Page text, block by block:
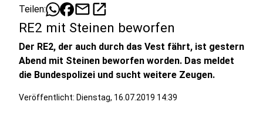
Teilen: mailopen_in_new
RE2 mit Steinen beworfen
Der RE2, der auch durch das Vest fährt, ist gestern
Abend mit Steinen beworfen worden. Das meldet
die Bundespolizei und sucht weitere Zeugen.
Veröffentlicht: Dienstag, 16.07.2019 14:39